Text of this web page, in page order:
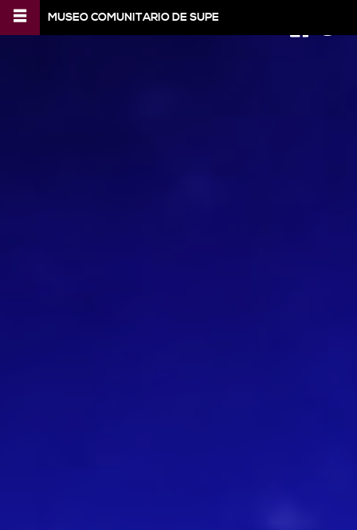
MUSEO COMUNITARIO DE SUPE